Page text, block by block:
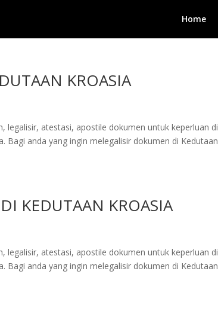
Home
KROASIA
legalisir, atestasi, apostile dokumen untuk keperluan di
Bagi anda yang ingin melegalisir dokumen di Kedutaan
KEDUTAAN KROASIA
legalisir, atestasi, apostile dokumen untuk keperluan di
Bagi anda yang ingin melegalisir dokumen di Kedutaan